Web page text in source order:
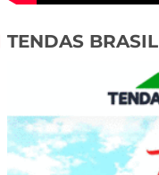
TENDAS BRASIL